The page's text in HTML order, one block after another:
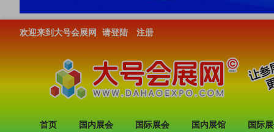
欢迎来到大号会展网 请登陆 注册
首页 国内展会 国际展会 国内展馆 国际